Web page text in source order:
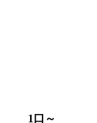
1口～